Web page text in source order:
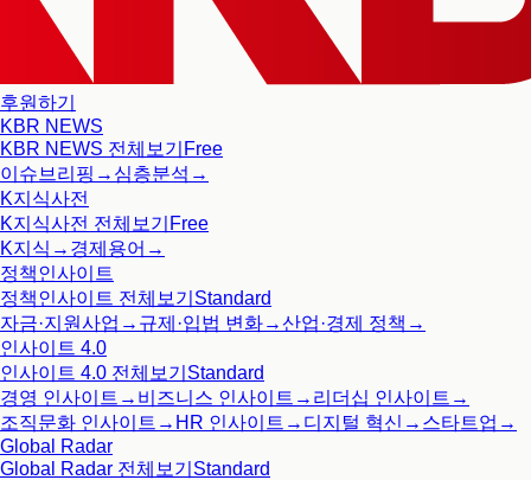
후원하기
KBR NEWS
KBR NEWS 전체보기 Free
이슈브리핑 → 심층분석 →
K지식사전
K지식사전 전체보기 Free
K지식 → 경제용어 →
정책인사이트
정책인사이트 전체보기 Standard
자금·지원사업 → 규제·입법 변화→산업·경제 정책 →
인사이트 4.0
인사이트 4.0 전체보기 Standard
경영 인사이트 → 비즈니스 인사이트 → 리더십 인사이트 →
조직문화 인사이트 → HR 인사이트 → 디지털 혁신 → 스타트업 →
Global Radar
Global Radar 전체보기 Standard